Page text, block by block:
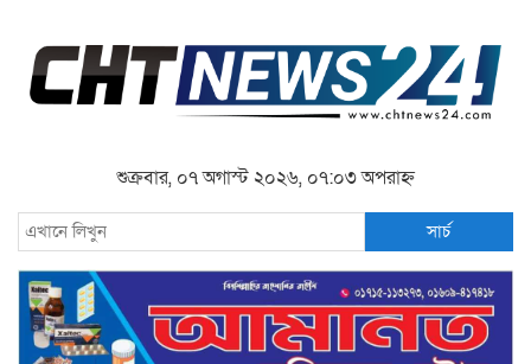
শুক্রবার, ০৭ অগাস্ট ২০২৬, ০৭:০৩ অপরাহ্ন
সার্চ